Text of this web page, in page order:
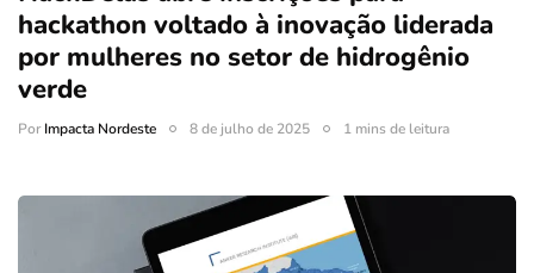
hackathon voltado à inovação liderada
por mulheres no setor de hidrogênio
verde
PorImpacta Nordeste 8 de julho de 2025 1 mins de leitura